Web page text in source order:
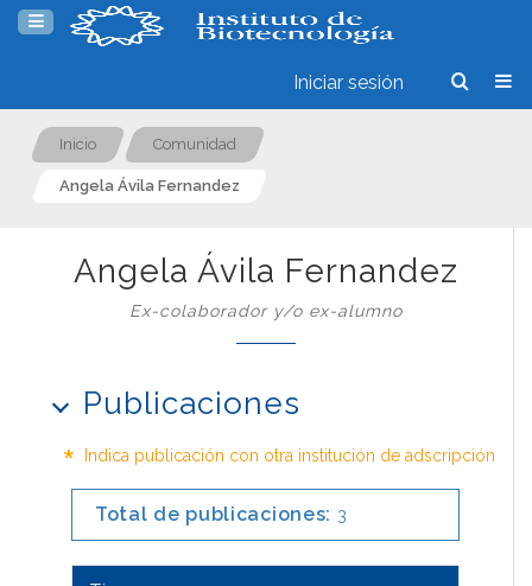
Iniciar sesión
Inicio Comunidad
Angela Ávila Fernandez
Angela Ávila Fernandez
Ex-colaborador y/o ex-alumno
Publicaciones
* Indica publicación con otra institución de adscripción
Total de publicaciones: 3